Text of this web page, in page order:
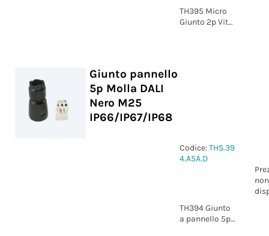
TH395 Micro
Giunto 2p Vite
Giunto pannello
5p Molla DALI
Nero M25
IP66/IP67/IP68
Codice:THS.39
4.A5A.D
non
TH394 Giunto
a pannello 5p